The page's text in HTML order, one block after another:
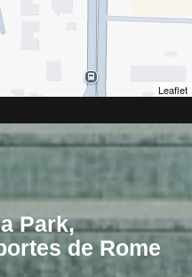
Leaflet
Park,
de Rome